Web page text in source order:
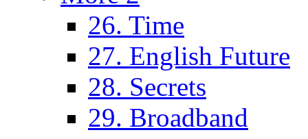
26. Time
27. English Future
28. Secrets
29. Broadband